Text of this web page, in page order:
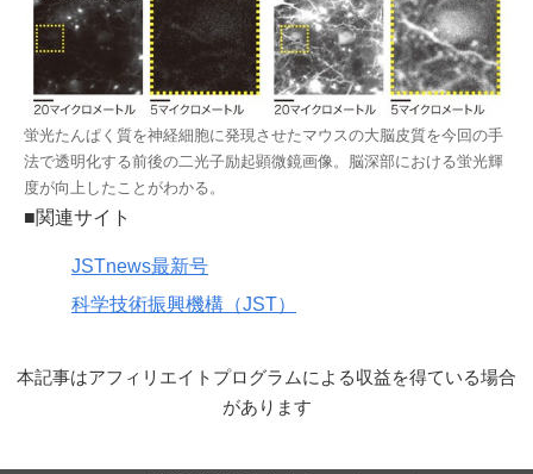
蛍光たんぱく質を神経細胞に発現させたマウスの大脳皮質を今回の手
法で透明化する前後の二光子励起顕微鏡画像。脳深部における蛍光輝
度が向上したことがわかる。
■関連サイト
JSTnews最新号
科学技術振興機構（JST）
本記事はアフィリエイトプログラムによる収益を得ている場合
があります